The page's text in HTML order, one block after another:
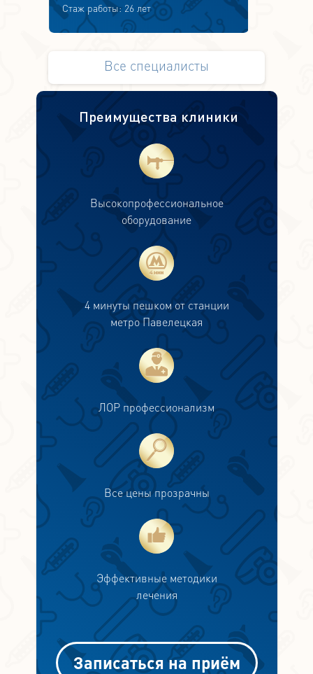
Стаж работы: 26 лет
Все специалисты
Преимущества клиники
Высокопрофессиональное
оборудование
4 минуты пешком от станции
метро Павелецкая
ЛОР профессионализм
Все цены прозрачны
Эффективные методики
лечения
Записаться на приём